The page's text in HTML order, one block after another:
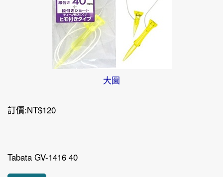
大圖
訂價:NT$120
Tabata GV-1416 40